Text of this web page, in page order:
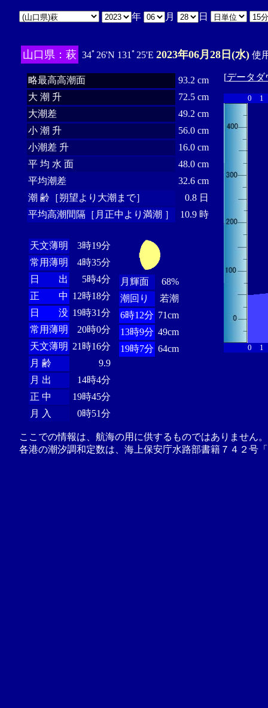
年 月 日
山口県：萩 34ﾟ26'N 131ﾟ25'E 2023年06月28日(水)使
略最高高潮面
93.2 cm
大 潮 升
72.5 cm
大潮差
49.2 cm
小 潮 升
56.0 cm
小潮差 升
16.0 cm
平 均 水 面
48.0 cm
平均潮差
32.6 cm
潮 齢［朔望より大潮まで］
0.8 日
平均高潮間隔［月正中より満潮 ］
10.9 時
天文薄明
3時19分
常用薄明
4時35分
日 出
5時4分
正 中 12時18分
日 没 19時31分
常用薄明
20時0分
天文薄明 21時16分
月 齢
9.9
月 出
14時4分
正 中
19時45分
月 入
0時51分
月輝面
68%
潮回り
若潮
6時12分 71cm
13時9分 49cm
19時7分 64cm
[データダ
0 1
0 1
ここでの情報は、航海の用に供するものではありません
各港の潮汐調和定数は、海上保安庁水路部書籍７４２号